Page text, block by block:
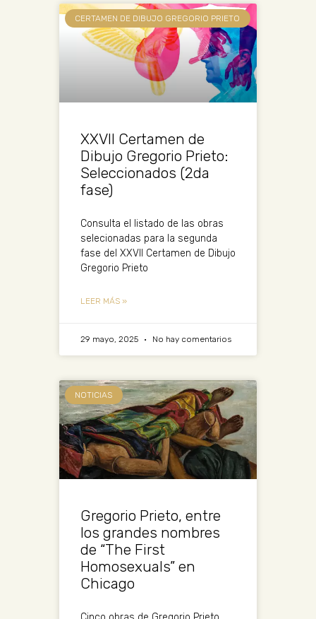
CERTAMEN DE DIBUJO GREGORIO PRIETO
XXVII Certamen de
Dibujo Gregorio Prieto:
Seleccionados (2da
fase)
Consulta el listado de las obras
selecionadas para la segunda
fase del XXVII Certamen de Dibujo
Gregorio Prieto
LEER MÁS »
29 mayo, 2025 No hay comentarios
NOTICIAS
Gregorio Prieto, entre
los grandes nombres
de “The First
Homosexuals” en
Chicago